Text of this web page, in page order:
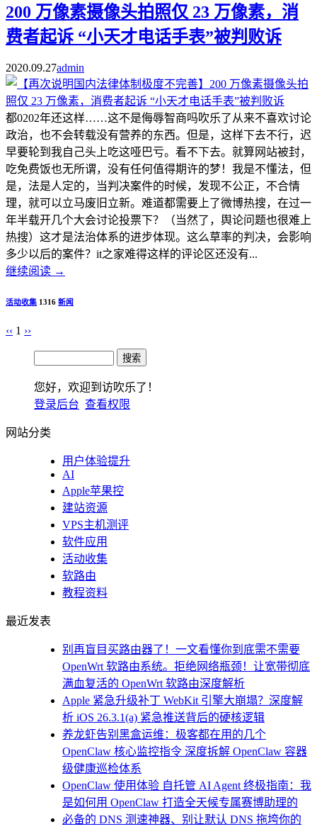
200 万像素摄像头拍照仅 23 万像素，消
费者起诉 “小天才电话手表”被判败诉
2020.09.27admin
都0202年还这样……这不是侮辱智商吗吹乐了从来不喜欢讨论
政治，也不会转载没有营养的东西。但是，这样下去不行，迟
早要轮到我自己头上吃这哑巴亏。看不下去。就算网站被封，
吃免费饭也无所谓，没有任何值得期许的梦！我是不懂法，但
是，法是人定的，当判决案件的时候，发现不公正，不合情
理，就可以立马废旧立新。难道都需要上了微博热搜，在过一
年半载开几个大会讨论投票下？（当然了，舆论问题也很难上
热搜）这才是法治体系的进步体现。这么草率的判决，会影响
多少以后的案件？it之家难得这样的评论区还没有...
继续阅读 →
活动收集 1316 新闻
‹‹ 1 ››
您好，欢迎到访吹乐了！
登录后台 查看权限
网站分类
用户体验提升
AI
Apple苹果控
建站资源
VPS主机测评
软件应用
活动收集
软路由
教程资料
最近发表
别再盲目买路由器了！一文看懂你到底需不需要
OpenWrt 软路由系统。拒绝网络瓶颈！让宽带彻底
满血复活的 OpenWrt 软路由深度解析
Apple 紧急升级补丁 WebKit 引擎大崩塌？深度解
析 iOS 26.3.1(a) 紧急推送背后的硬核逻辑
养龙虾告别黑盒运维：极客都在用的几个
OpenClaw 核心监控指令 深度拆解 OpenClaw 容器
级健康巡检体系
OpenClaw 使用体验 自托管 AI Agent 终极指南：我
是如何用 OpenClaw 打造全天候专属赛博助理的
必备的 DNS 测速神器、别让默认 DNS 拖垮你的